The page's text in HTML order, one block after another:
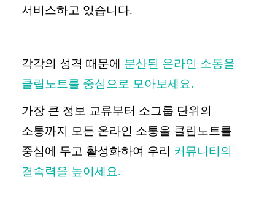
서비스하고 있습니다.
각각의 성격 때문에 분산된 온라인 소통을
클립노트를 중심으로 모아보세요.
가장 큰 정보 교류부터 소그룹 단위의
소통까지 모든 온라인 소통을 클립노트를
중심에 두고 활성화하여 우리 커뮤니티의
결속력을 높이세요.